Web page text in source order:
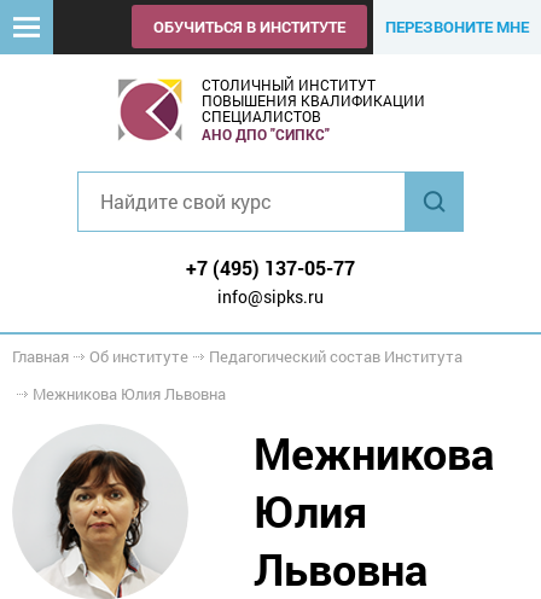
ОБУЧИТЬСЯ В ИНСТИТУТЕ ПЕРЕЗВОНИТЕ МНЕ
СТОЛИЧНЫЙ ИНСТИТУТ
ПОВЫШЕНИЯ КВАЛИФИКАЦИИ
СПЕЦИАЛИСТОВ
АНО ДПО "СИПКС"
+7 (495) 137-05-77
info@sipks.ru
Главная Об институте
Педагогический состав Института
Межникова Юлия Львовна
Межникова
Юлия
Львовна